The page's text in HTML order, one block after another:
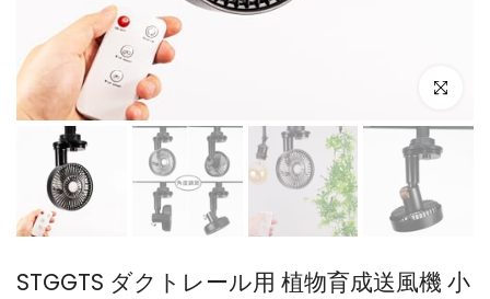
STGGTS ダクトレール用 植物育成送風機 小